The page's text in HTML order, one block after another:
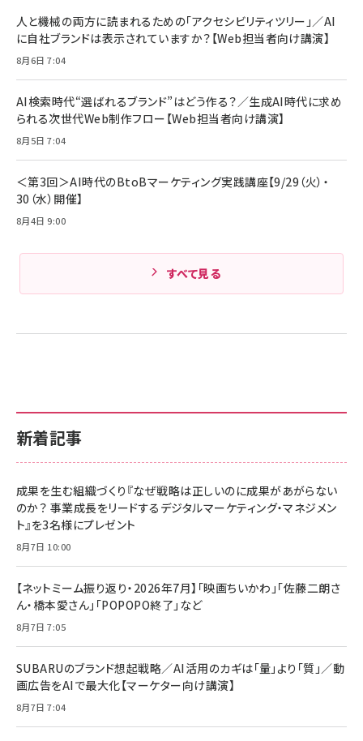
新着記事
成果を生む組織づくり『なぜ戦略は正しいのに成果があがらない
のか？ 事業成長をリードするデジタルマーケティング・マネジメン
ト』を3名様にプレゼント
8月7日 10:00
【ネットミーム振り返り・2026年7月】「映画ちいかわ」「佐藤二朗さ
ん・橋本愛さん」「POPOPO終了」など
8月7日 7:05
SUBARUのブランド想起戦略／AI活用のカギは「量」より「質」／動
画広告をAIで最大化【マーケター向け講演】
8月7日 7:04
人と機械の両方に読まれるための「アクセシビリティツリー」／AI
に自社ブランドは表示されていますか？【Web担当者向け講演】
8月6日 7:04
AI検索時代“選ばれるブランド”はどう作る？／生成AI時代に求め
られる次世代Web制作フロー【Web担当者向け講演】
8月5日 7:04
＜第3回＞AI時代のBtoBマーケティング実践講座【9/29（火）・
30（水）開催】
8月4日 9:00
すべて見る